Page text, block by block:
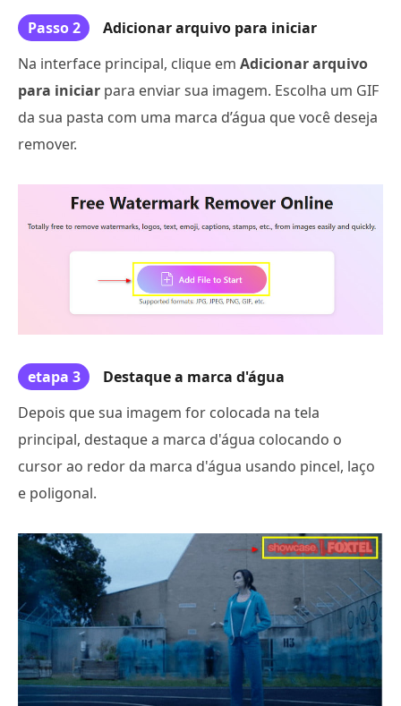
Passo 2
Adicionar arquivo para iniciar
Na interface principal, clique em Adicionar arquivo
para iniciar para enviar sua imagem. Escolha um GIF
da sua pasta com uma marca d’água que você deseja
remover.
etapa 3
Destaque a marca d'água
Depois que sua imagem for colocada na tela
principal, destaque a marca d'água colocando o
cursor ao redor da marca d'água usando pincel, laço
e poligonal.